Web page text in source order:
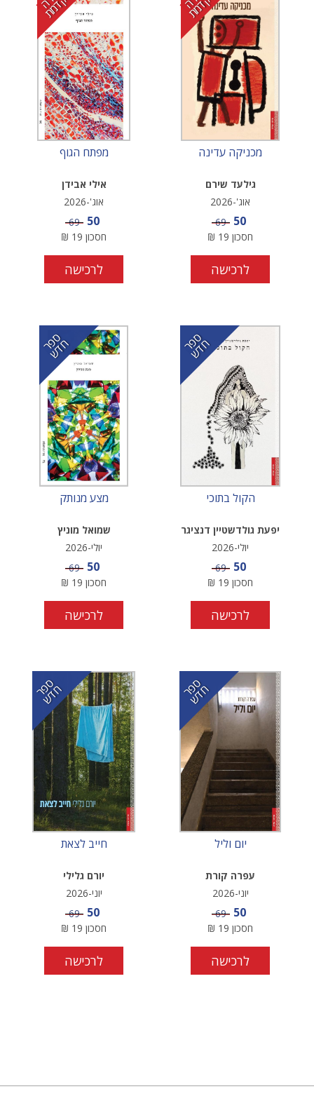
מכניקה עדינה
גילעד שירם
אוג'-2026
מחיר מבצע
50 מחיר
69
חסכון 19
₪
לרכישה
מפתח הגוף
אילי אבידן
אוג'-2026
מחיר מבצע
50 מחיר
69
חסכון 19
₪
לרכישה
ס
פ
ר
ח
ד
ש
הקול בתוכי
יפעת גולדשטיין דנציגר
יולי-2026
מחיר מבצע
50 מחיר
69
חסכון 19
₪
לרכישה
ס
פ
ר
ח
ד
ש
מצע מנותק
שמואל מוניץ
יולי-2026
מחיר מבצע
50 מחיר
69
חסכון 19
₪
לרכישה
ס
פ
ר
ח
ד
ש
יום וליל
עפרה קורת
יוני-2026
מחיר מבצע
50 מחיר
69
חסכון 19
₪
לרכישה
ס
פ
ר
ח
ד
ש
חייב לצאת
יורם גלילי
יוני-2026
מחיר מבצע
50 מחיר
69
חסכון 19
₪
לרכישה